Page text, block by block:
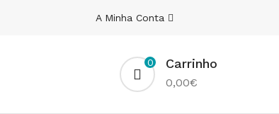
A Minha Conta
0 Carrinho
0,00€